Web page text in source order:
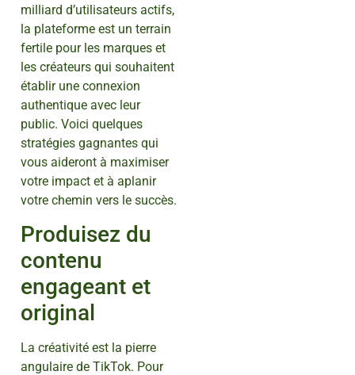
milliard d’utilisateurs actifs,
la plateforme est un terrain
fertile pour les marques et
les créateurs qui souhaitent
établir une connexion
authentique avec leur
public. Voici quelques
stratégies gagnantes qui
vous aideront à maximiser
votre impact et à aplanir
votre chemin vers le succès.
Produisez du
contenu
engageant et
original
La créativité est la pierre
angulaire de TikTok. Pour